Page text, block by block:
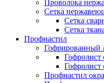
Проволока
Сетка
Сетка
Сетка
Профнастил
Гофрированный
Профнастил